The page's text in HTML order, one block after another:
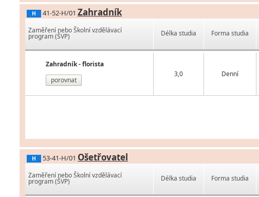
H 41-52-H/01 Zahradník
Zaměření nebo Školní vzdělávací
program (ŠVP)
Zahradník - florista
porovnat
Délka studia Forma studia
3,0 Denní
H 53-41-H/01 Ošetřovatel
Zaměření nebo Školní vzdělávací
program (ŠVP) Délka studia Forma studia